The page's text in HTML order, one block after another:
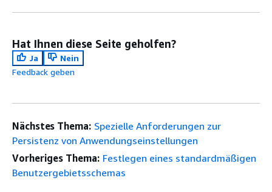
Hat Ihnen diese Seite geholfen?
Ja
Nein
Feedback geben
Nächstes Thema: Spezielle Anforderungen zur
Persistenz von Anwendungseinstellungen
Vorheriges Thema: Festlegen eines standardmäßigen
Benutzergebietsschemas